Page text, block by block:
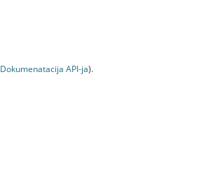
Dokumenаtаcijа API-jа).